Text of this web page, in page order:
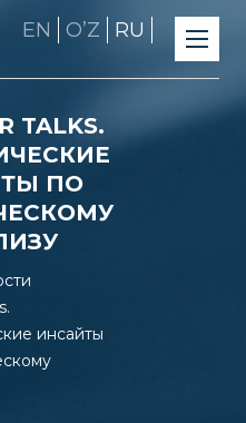
EN OʼZ RU
TALKS.
ПО
инсайты